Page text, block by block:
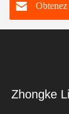
Zhongke